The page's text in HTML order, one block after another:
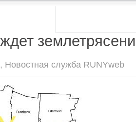
Новостная служба RUNYweb